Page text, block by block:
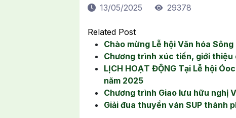
13/05/2025 29378
Related Post
Chào mừng Lễ hội Văn hóa
Chương trình xúc tiến, giới thiệu
LỊCH HOẠT ĐỘNG Tại Lễ hội
năm 2025
Chương trình Giao lưu hữu nghị
Giải đua thuyền ván SUP thành